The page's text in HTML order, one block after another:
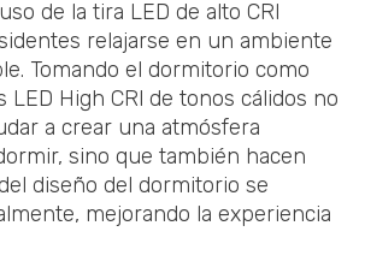
de la tira LED de alto CRl
relajarse en un ambiente
Tomando el dormitorio como
LED High CRl de tonos cálidos no
a crear una atmósfera
sino que también hacen
diseño del dormitorio se
mejorando la experiencia